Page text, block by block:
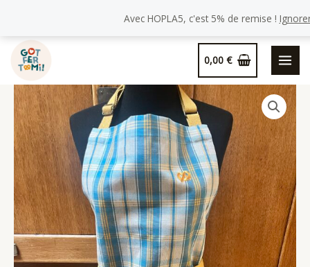
Avec HOPLA5, c'est 5% de remise !
0,00€
« Charles »